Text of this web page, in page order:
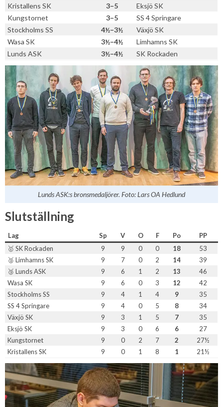
Kristallens SK 3–5
Eksjö SK
Kungstornet
3–5
SS 4 Springare
Stockholms SS
4½–3½
Växjö SK
Wasa SK
3½–4½
Limhamns SK
Lunds ASK
3½–4½ SK Rockaden
Lunds ASK:s bronsmedaljörer. Foto: Lars OA Hedlund
Slutställning
Lag Sp V O F Po
PP
🥇 SK Rockaden
9 9 0 0 18
53
🥈 Limhamns SK
9 7 0 2 14
39
🥉 Lunds ASK
9 6 1 2 13
46
Wasa SK
9 6 0 3 12
42
Stockholms SS
9 4 1 4 9
35
SS 4 Springare
9 4 0 5 8
34
Växjö SK
9 3 1 5 7
35
Eksjö SK
9 3 0 6 6
27
Kungstornet
9 0 2 7 2
27½
Kristallens SK
9 0 1 8 1 21½